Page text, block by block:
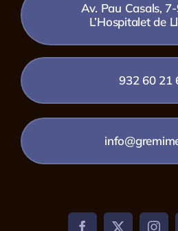
Av. Pau Casals,
L’Hospitalet de
932 60 21